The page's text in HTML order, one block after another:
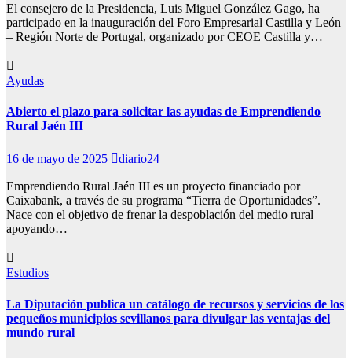
El consejero de la Presidencia, Luis Miguel González Gago, ha
participado en la inauguración del Foro Empresarial Castilla y León
– Región Norte de Portugal, organizado por CEOE Castilla y…
Ayudas
Abierto el plazo para solicitar las ayudas de Emprendiendo
Rural Jaén III
16 de mayo de 2025 diario24
Emprendiendo Rural Jaén III es un proyecto financiado por
Caixabank, a través de su programa “Tierra de Oportunidades”.
Nace con el objetivo de frenar la despoblación del medio rural
apoyando…
Estudios
La Diputación publica un catálogo de recursos y servicios de los
pequeños municipios sevillanos para divulgar las ventajas del
mundo rural